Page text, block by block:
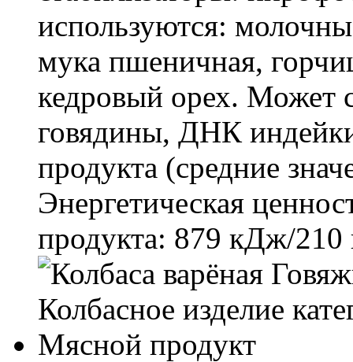
используются:
мука пшеничная,
кедровый орех.
говядины, ДНК
продукта (средние
Энергетическая
продукта: 879 кДж/210